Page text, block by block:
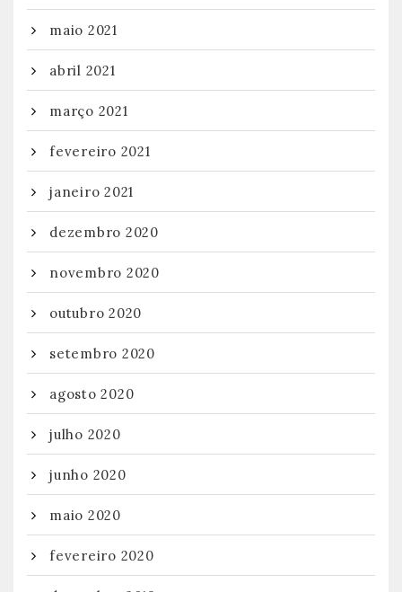
maio 2021
abril 2021
março 2021
fevereiro 2021
janeiro 2021
dezembro 2020
novembro 2020
outubro 2020
setembro 2020
agosto 2020
julho 2020
junho 2020
maio 2020
fevereiro 2020